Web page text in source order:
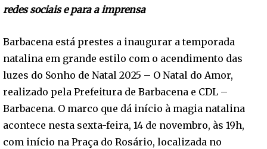
redes sociais e para a imprensa
Barbacena está prestes a inaugurar a temporada
natalina em grande estilo com o acendimento das
luzes do Sonho de Natal 2025 – O Natal do Amor,
realizado pela Prefeitura de Barbacena e CDL –
Barbacena. O marco que dá início à magia natalina
acontece nesta sexta-feira, 14 de novembro, às 19h,
com início na Praça do Rosário, localizada no